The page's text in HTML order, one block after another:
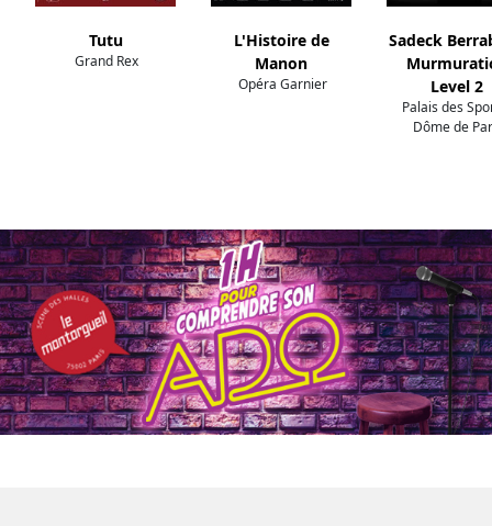
Tutu
Grand Rex
L'Histoire de
Manon
Opéra Garnier
Sadeck
Level 2
Palais des
Dôme de